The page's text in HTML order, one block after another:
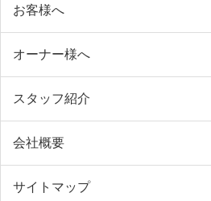
お客様へ
オーナー様へ
スタッフ紹介
会社概要
サイトマップ